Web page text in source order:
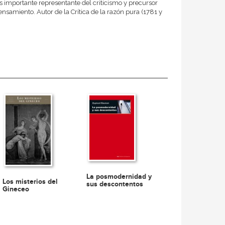
importante representante del criticismo y precursor
Autor de la Crítica de la razón pura (1781 y
Los misterios del
Gineceo
La posmodernidad y
sus descontentos